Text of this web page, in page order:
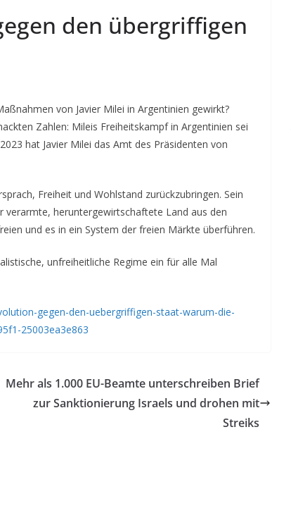
den übergriffigen
von Javier Milei in Argentinien gewirkt?
Zahlen: Mileis Freiheitskampf in Argentinien sei
hat Javier Milei das Amt des Präsidenten von
Freiheit und Wohlstand zurückzubringen. Sein
verarmte, heruntergewirtschaftete Land aus den
und es in ein System der freien Märkte überführen.
unfreiheitliche Regime ein für alle Mal
gegen-den-uebergriffigen-staat-warum-die-
25003ea3e863
Mehr als 1.000 EU-Beamte unterschreiben Brief
zur Sanktionierung Israels und drohen mit
Streiks